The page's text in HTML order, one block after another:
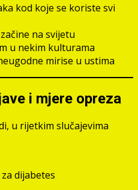
kod koje se koriste svi
na svijetu
u nekim kulturama
mirise u ustima
i mjere opreza
u rijetkim slučajevima
dijabetes